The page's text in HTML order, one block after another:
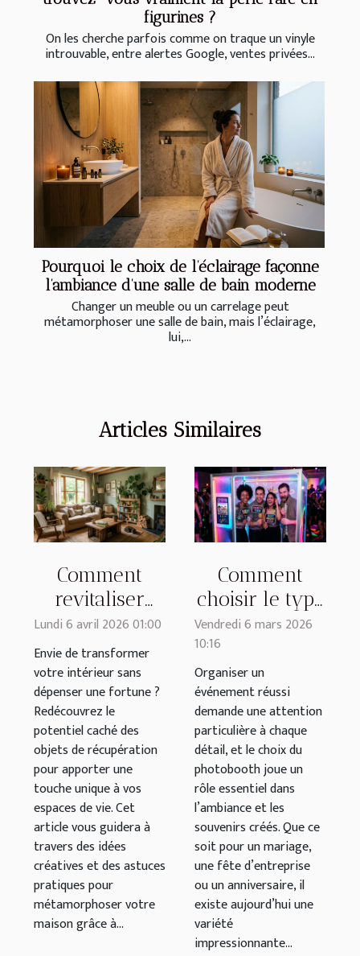
figurines ?
On les cherche parfois comme on traque un vinyle
introuvable, entre alertes Google, ventes privées...
Pourquoi le choix de l’éclairage façonne
l’ambiance d’une salle de bain moderne
Changer un meuble ou un carrelage peut
métamorphoser une salle de bain, mais l’éclairage,
lui,...
Articles Similaires
Comment
revitaliser
votre espace
avec des
objets de
récupération ?
Lundi 6 avril 2026 01:00
Envie de transformer
votre intérieur sans
dépenser une fortune ?
Redécouvrez le
potentiel caché des
objets de récupération
pour apporter une
touche unique à vos
espaces de vie. Cet
article vous guidera à
travers des idées
créatives et des astuces
pratiques pour
métamorphoser votre
maison grâce à...
Comment
choisir le type
de photobooth
idéal pour
votre
événement ?
Vendredi 6 mars 2026
10:16
Organiser un
événement réussi
demande une attention
particulière à chaque
détail, et le choix du
photobooth joue un
rôle essentiel dans
l’ambiance et les
souvenirs créés. Que ce
soit pour un mariage,
une fête d’entreprise
ou un anniversaire, il
existe aujourd’hui une
variété
impressionnante...